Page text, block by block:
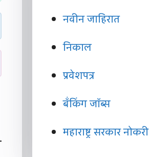
नवीन जाहिरात
निकाल
प्रवेशपत्र
बँकिंग जॉब्स
महाराष्ट्र सरकार नोकरी